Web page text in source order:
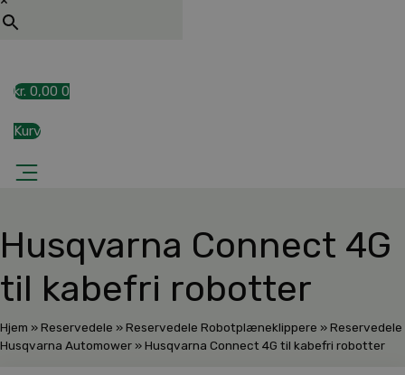
kr. 0,00 0
Kurv
Husqvarna Connect 4G
til kabefri robotter
Hjem »Reservedele »Reservedele Robotplæneklippere »Reservedele
Husqvarna Automower»Husqvarna Connect 4G til kabefri robotter